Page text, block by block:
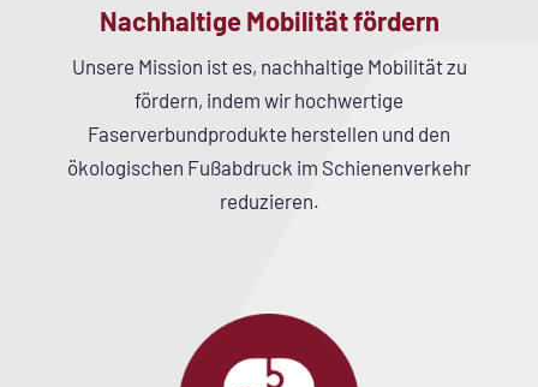
Nachhaltige Mobilität fördern
Unsere Mission ist es, nachhaltige Mobilität zu
fördern, indem wir hochwertige
Faserverbundprodukte herstellen und den
ökologischen Fußabdruck im Schienenverkehr
reduzieren.